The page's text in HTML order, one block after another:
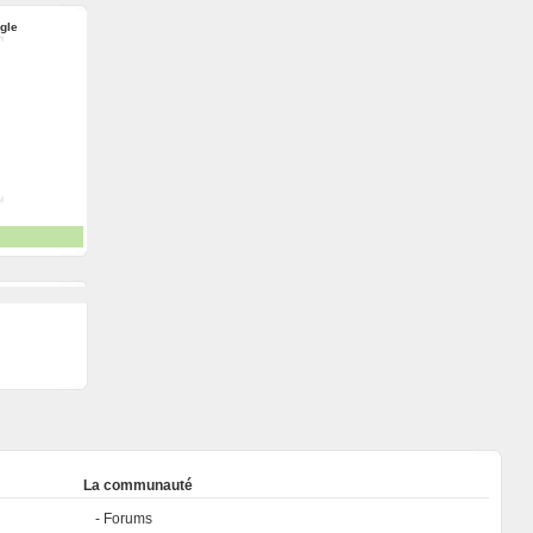
La communauté
Forums